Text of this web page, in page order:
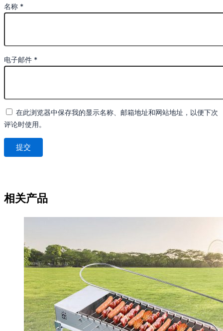
名称 *
电子邮件 *
在此浏览器中保存我的显示名称、邮箱地址和网站地址，以便下次
评论时使用。
相关产品